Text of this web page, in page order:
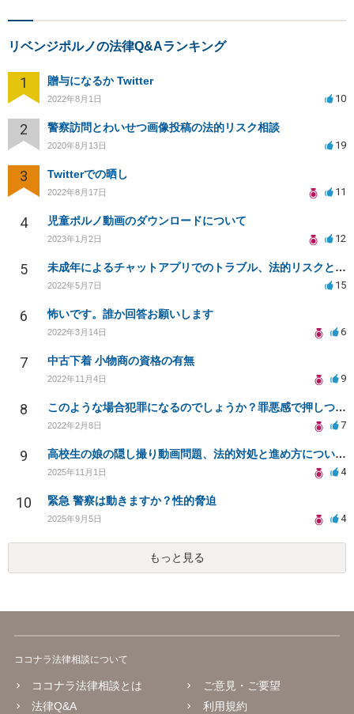
リベンジポルノの法律Q&Aランキング
1 贈与になるか Twitter
2022年8月1日 10
2 警察訪問とわいせつ画像投稿の法的リスク相談
2020年8月13日 19
3 Twitterでの晒し
2022年8月17日 11
4 児童ポルノ動画のダウンロードについて
2023年1月2日 12
5 未成年によるチャットアプリでのトラブル、法的リスクと対応策は？
2022年5月7日 15
6 怖いです。誰か回答お願いします
2022年3月14日 6
7 中古下着 小物商の資格の有無
2022年11月4日 9
8 このような場合犯罪になるのでしょうか？罪悪感で押しつぶされそうです。
2022年2月8日 7
9 高校生の娘の隠し撮り動画問題、法的対処と進め方について相談
2025年11月1日 4
10 緊急 警察は動きますか？性的脅迫
2025年9月5日 4
もっと見る
ココナラ法律相談について
ココナラ法律相談とは
法律Q&A
ご意見・ご要望
利用規約